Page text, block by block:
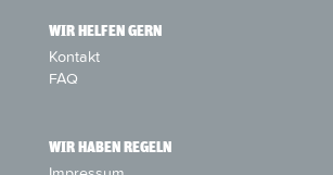
WIR HELFEN GERN
Kontakt
FAQ
WIR HABEN REGELN